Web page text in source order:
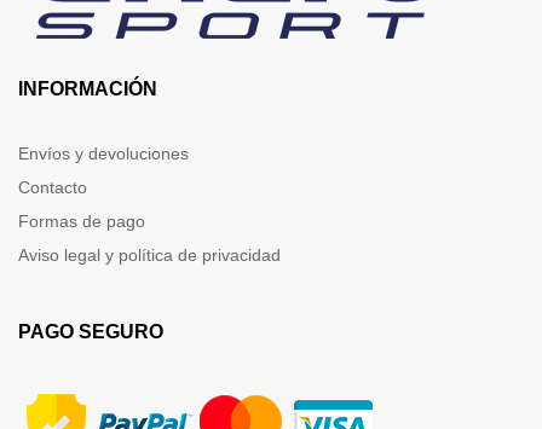
INFORMACIÓN
Envíos y devoluciones
Contacto
Formas de pago
Aviso legal y política de privacidad
PAGO SEGURO